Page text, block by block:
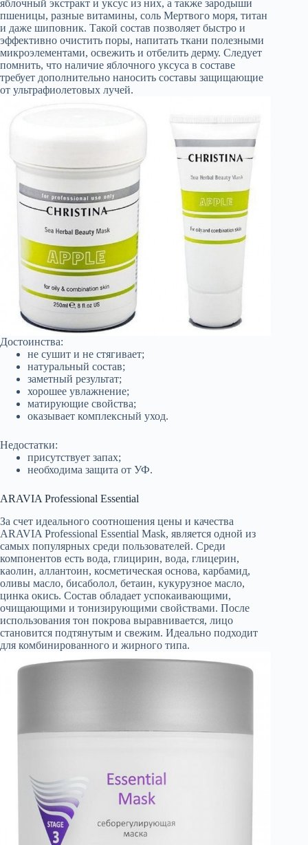
яблочный экстракт и уксус из них, а также зародыши
пшеницы, разные витамины, соль Мертвого моря, титан
и даже шиповник. Такой состав позволяет быстро и
эффективно очистить поры, напитать ткани полезными
микроэлементами, освежить и отбелить дерму. Следует
помнить, что наличие яблочного уксуса в составе
требует дополнительно наносить составы защищающие
от ультрафиолетовых лучей.
Достоинства:
не сушит и не стягивает;
натуральный состав;
заметный результат;
хорошее увлажнение;
матирующие свойства;
оказывает комплексный уход.
Недостатки:
присутствует запах;
необходима защита от УФ.
ARAVIA Professional Essential
За счет идеального соотношения цены и качества
ARAVIA Professional Essential Mask, является одной из
самых популярных среди пользователей. Среди
компонентов есть вода, глицирин, вода, глицерин,
каолин, аллантоин, косметическая основа, карбамид,
оливы масло, бисаболол, бетаин, кукурузное масло,
цинка окись. Состав обладает успокаивающими,
очищающими и тонизирующими свойствами. После
использования тон покрова выравнивается, лицо
становится подтянутым и свежим. Идеально подходит
для комбинированного и жирного типа.